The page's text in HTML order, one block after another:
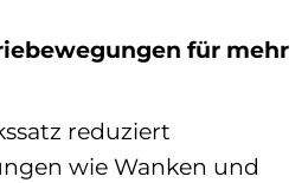
für mehr
reduziert
wie Wanken und